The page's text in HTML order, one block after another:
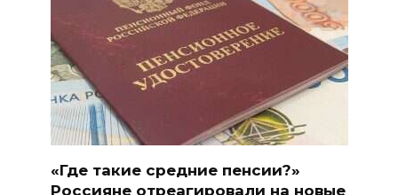
«Где такие средние пенсии?»
Россияне отреагировали на новые